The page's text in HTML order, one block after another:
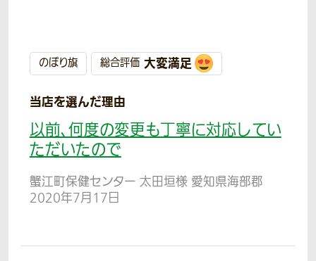
のぼり旗 総合評価 大変満足
当店を選んだ理由
以前、何度の変更も丁寧に対応してい
ただいたので
蟹江町保健センター 太田垣様 愛知県海部郡
2020年7月17日